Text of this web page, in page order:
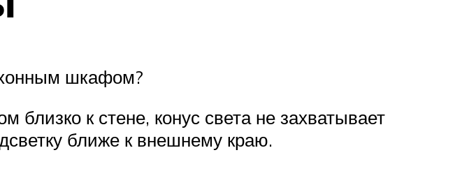
шкафом?
к стене, конус света не захватывает
ближе к внешнему краю.